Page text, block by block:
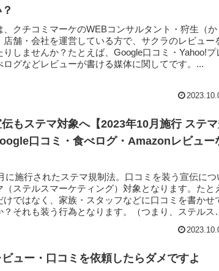
、クチコミマーケのWEBコンサルタント・狩生（か
店舗・会社を運営している方で、サクラのレビュー
りしませんか？たとえば、Google口コミ・Yahoo!プ
ログなどレビューが書ける媒体に関してです。...
伝もステマ対象へ【2023年10月施行 ステ
口コミ・食べログ・Amazonレビュー
に施行されたステマ規制法。口コミを装う宣伝につ
（ステルスマーケティング）対象となります。たと
けではなく、家族・スタッフなどに口コミを書かせ
？それも装う行為となります。（つまり、ステルス
ュー・口コミを依頼したらダメですよ